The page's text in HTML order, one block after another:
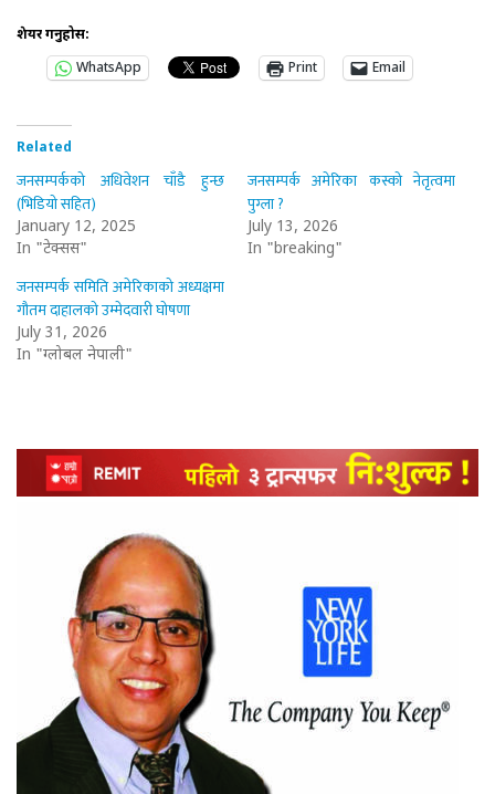
शेयर गर्नुहोस:
WhatsApp
Print Email
Related
जनसम्पर्कको अधिवेशन चाँडै हुन्छ
(भिडियो सहित)
January 12, 2025
In "टेक्सस"
जनसम्पर्क अमेरिका कस्को नेतृत्वमा
पुग्ला ?
July 13, 2026
In "breaking"
जनसम्पर्क समिति अमेरिकाको अध्यक्षमा
गौतम दाहालको उम्मेदवारी घोषणा
July 31, 2026
In "ग्लोबल नेपाली"